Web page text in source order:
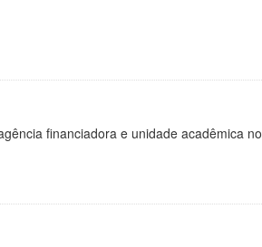
financiadora e unidade acadêmica no